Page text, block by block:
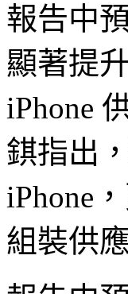
報告中
顯著提
iPhone
錤指出
iPhone
組裝供